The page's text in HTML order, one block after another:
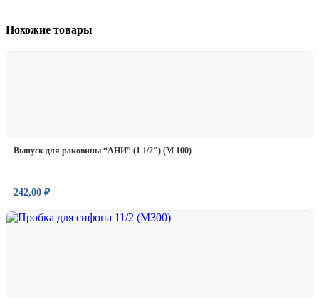
Похожие товары
Выпуск для раковины “АНИ” (1 1/2″) (M 100)
242,00 ₽